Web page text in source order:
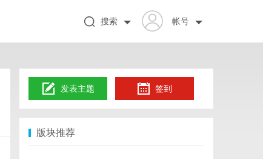
帐号
搜索
发表主题 签到
版块推荐